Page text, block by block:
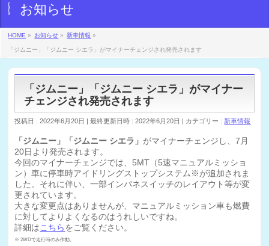
お知らせ
HOME » お知らせ » 新車情報 »
「ジムニー」「ジムニー シエラ」がマイナーチェンジされ発売されます
「ジムニー」「ジムニー シエラ」がマイナー
チェンジされ発売されます
投稿日 : 2022年6月20日 最終更新日時 : 2022年6月20日 カテゴリー : 新車情報
「ジムニー」「ジムニー シエラ」 がマイナーチェンジし、7月
20日より発売されます。
今回のマイナーチェンジでは、5MT（5速マニュアルミッショ
ン）車に停車時アイドリングストップシステム※が追加されま
した。それに伴い、一部インパネスイッチのレイアウト等が変
更されています。
大きな変更点はありませんが、マニュアルミッション車も燃費
に対してよりよくなるのはうれしいですね。
詳細はこちらをご覧ください。
※ 2WDで走行時のみ作動。